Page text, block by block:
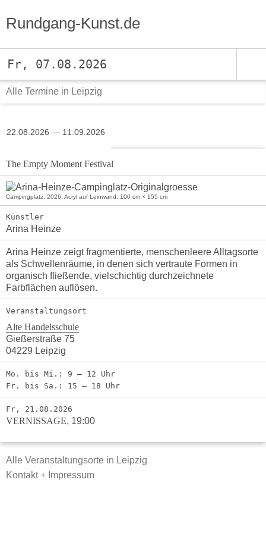
Rundgang-Kunst.de
Fr, 07.08.2026
Alle Termine in Leipzig
22.08.2026 — 11.09.2026
The Empty Moment Festival
Campingplatz, 2026, Acryl auf Leinwand, 100 cm × 155 cm
Künstler
Arina Heinze
Arina Heinze zeigt fragmentierte, menschenleere Alltagsorte
als Schwellenräume, in denen sich vertraute Formen in
organisch fließende, vielschichtig durchzeichnete
Farbflächen auflösen.
Veranstaltungsort
Alte Handelsschule
Gießerstraße 75
04229 Leipzig
Mo. bis Mi.: 9 – 12 Uhr
Fr. bis Sa.: 15 – 18 Uhr
Fr, 21.08.2026
VERNISSAGE, 19:00
Alle Veranstaltungsorte in Leipzig
Kontakt + Impressum